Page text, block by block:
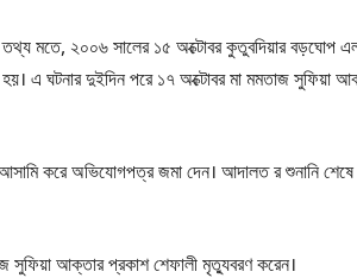
মতে, ২০০৬ সালের ১৫ অক্টোবর কুতুবদিয়ার বড়ঘোপ
এ ঘটনার দুইদিন পরে ১৭ অক্টোবর মা মমতাজ সুফিয়া
করে অভিযোগপত্র জমা দেন। আদালত র শুনানি
সুফিয়া আক্তার প্রকাশ শেফালী মৃত্যুবরণ করেন।